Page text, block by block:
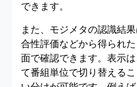
できます。
また、モジメタの認識結
合性評価などから得られ
面で確認できます。表示
て番組単位で切り替える